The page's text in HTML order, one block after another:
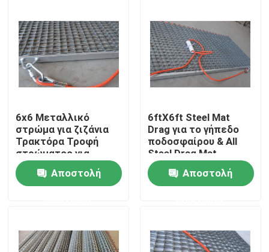
Σπίτι
Βίντεο
6x6 Μεταλλικό
στρώμα για ζιζάνια
Τρακτόρα Τροφή
στρώματος για
ζιζάνια
Αποστολή
6ftX6ft Steel Mat
Drag για το γήπεδο
ποδοσφαίρου & All
Steel Drag Mat
Αποστολή